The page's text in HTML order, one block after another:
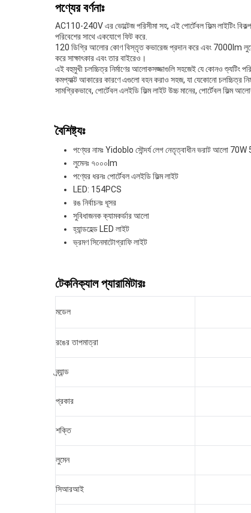
পণ্যের বর্ণনাঃ
AC110-240V এর ভোল্টেজ পরিসীমা সহ, এই পোর্টেবল ফিল্ম লাইটিং
পরিবেশের সাথে একযোগে ফিট করে.
120 ডিগ্রি আলোর কোণ বিস্তৃত কভারেজ প্রদান করে এবং 7000lm
করে সাক্ষাৎকার এবং তার বাইরেও।
এই বহুমুখী চলচ্চিত্র নির্মাণের আলোকসজ্জাগুলি সহজেই যে কোনও শ্যুটিং
কমপ্যাক্ট আকারের কারণে এগুলো বহন করাও সহজ, যা যেকোনো চলচ্চিত্র
সামগ্রিকভাবে, পোর্টেবল এলইডি ফিল্ম লাইট উচ্চ মানের, পোর্টেবল
বৈশিষ্ট্যঃ
পণ্যের নামঃ Yidoblo সৌন্দর্য লেগ নেতৃত্বাধীন ভরাট আলো
লুমেনঃ ৭০০০lm
পণ্যের ধরনঃ পোর্টেবল এলইডি ফিল্ম লাইট
LED: 154PCS
রঙ নির্বাচনঃ ধূসর
সুবিধাজনক ক্যামকর্ডার আলো
হ্যান্ডহেল্ড LED লাইট
ভ্রমণ সিনেমাটোগ্রাফি লাইট
টেকনিক্যাল প্যারামিটারঃ
মডেল
রঙের তাপমাত্রা
ব্র্যান্ড
প্রকার
শক্তি
লুমেন
সিআরআই